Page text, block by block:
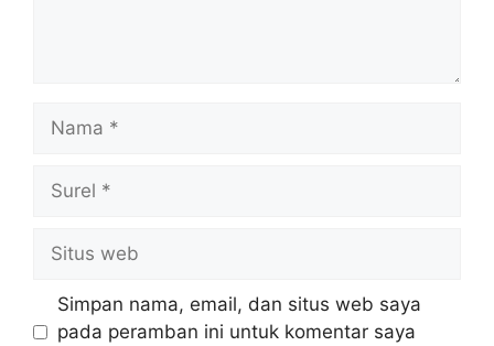
web
Simpan nama, email, dan situs web saya
pada peramban ini untuk komentar saya